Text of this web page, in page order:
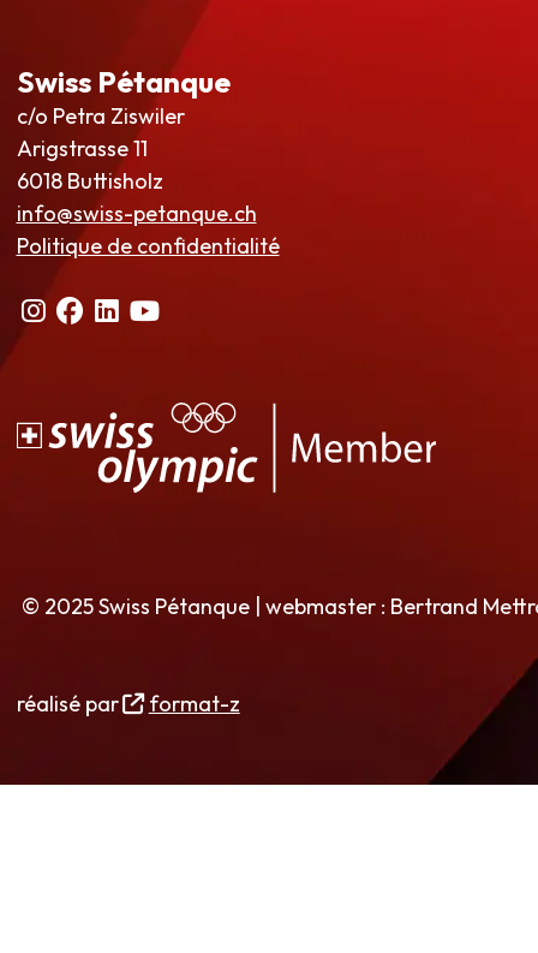
Swiss Pétanque
c/o Petra Ziswiler
Arigstrasse 11
6018 Buttisholz
info@swiss-petanque.ch
Politique de confidentialité
© 2025 Swiss Pétanque | webmaster : Bertrand
réalisé par format-z